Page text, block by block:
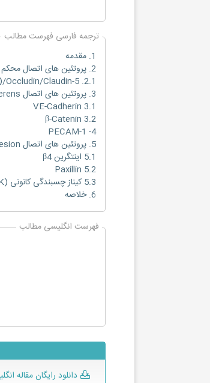
ترجمه فارسی فهرست مطالب
1. مقدمه
2. پروتئین های اتصال محکم
2.1. Zonula Occludens-1 (ZO-1)/Occludin/Claudin-5
3. پروتئین های اتصال adherens
3.1 VE-Cadherin
3.2 β-Catenin
4- PECAM-1
5. پروتئین های اتصال Adhesion کانونی
5.1 اینتگرین β4
5.2 Paxillin
5.3 کیناز چسبندگی کانونی (FAK )
6. خلاصه
فهرست انگلیسی مطالب
دانلود رایگان مقاله